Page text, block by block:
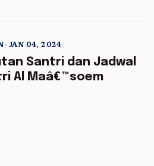
5 min read
• JAN 04, 2024
Santri dan Jadwal
Al Maâ€™soem